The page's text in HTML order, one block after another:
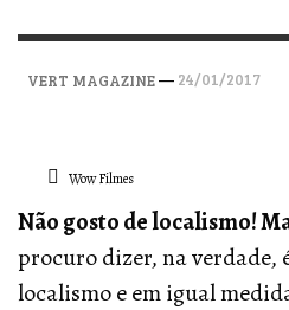
VERT MAGAZINE— 24/01/2017
Wow Filmes
Não gosto de localismo!
procuro dizer, na verdade,
localismo e em igual